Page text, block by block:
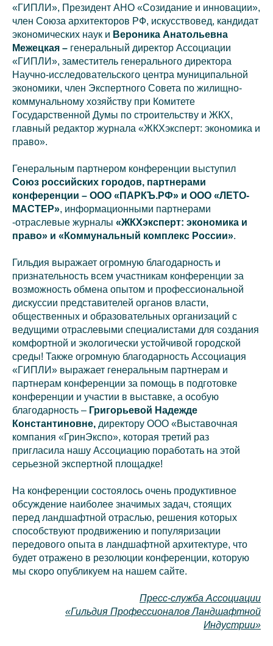
«ГИПЛИ», Президент АНО «Созидание и инновации»,
член Союза архитекторов РФ, искусствовед, кандидат
экономических наук и Вероника Анатольевна
Межецкая – генеральный директор Ассоциации
«ГИПЛИ», заместитель генерального директора
Научно-исследовательского центра муниципальной
экономики, член Экспертного Совета по жилищно-
коммунальному хозяйству при Комитете
Государственной Думы по строительству и ЖКХ,
главный редактор журнала «ЖКХэксперт: экономика и
право».
Генеральным партнером конференции выступил
Союз российских городов, партнерами
конференции – ООО «ПАРКЪ.РФ» и ООО «ЛЕТО-
МАСТЕР», информационными партнерами
-отраслевые журналы «ЖКХэксперт: экономика и
право» и «Коммунальный комплекс России».
Гильдия выражает огромную благодарность и
признательность всем участникам конференции за
возможность обмена опытом и профессиональной
дискуссии представителей органов власти,
общественных и образовательных организаций с
ведущими отраслевыми специалистами для создания
комфортной и экологически устойчивой городской
среды! Также огромную благодарность Ассоциация
«ГИПЛИ» выражает генеральным партнерам и
партнерам конференции за помощь в подготовке
конференции и участии в выставке, а особую
благодарность – Григорьевой Надежде
Константиновне, директору ООО «Выставочная
компания «ГринЭкспо», которая третий раз
пригласила нашу Ассоциацию поработать на этой
серьезной экспертной площадке!
На конференции состоялось очень продуктивное
обсуждение наиболее значимых задач, стоящих
перед ландшафтной отраслью, решения которых
способствуют продвижению и популяризации
передового опыта в ландшафтной архитектуре, что
будет отражено в резолюции конференции, которую
мы скоро опубликуем на нашем сайте.
Пресс-служба Ассоциации
«Гильдия Профессионалов Ландшафтной
Индустрии»